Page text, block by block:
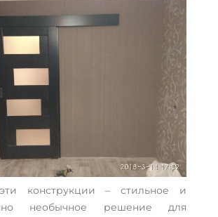
конструкции – стильное и
необычное решение для